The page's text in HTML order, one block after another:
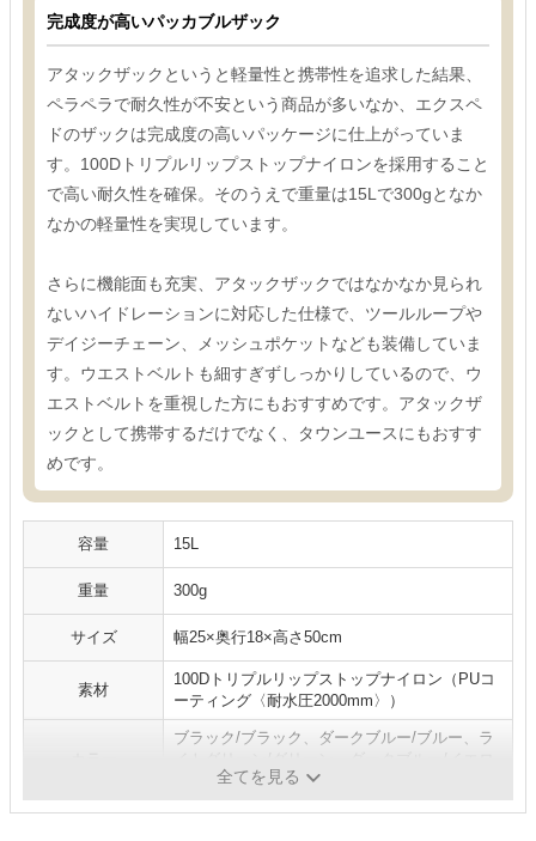
完成度が高いパッカブルザック
アタックザックというと軽量性と携帯性を追求した結果、
ペラペラで耐久性が不安という商品が多いなか、エクスペ
ドのザックは完成度の高いパッケージに仕上がっていま
す。100Dトリプルリップストップナイロンを採用すること
で高い耐久性を確保。そのうえで重量は15Lで300gとなか
なかの軽量性を実現しています。
さらに機能面も充実、アタックザックではなかなか見られ
ないハイドレーションに対応した仕様で、ツールループや
デイジーチェーン、メッシュポケットなども装備していま
す。ウエストベルトも細すぎずしっかりしているので、ウ
エストベルトを重視した方にもおすすめです。アタックザ
ックとして携帯するだけでなく、タウンユースにもおすす
めです。
容量 15L
重量 300g
サイズ 幅25×奥行18×高さ50cm
素材
100Dトリプルリップストップナイロン（PUコ
ーティング〈耐水圧2000mm〉）
ブラック/ブラック、ダークブルー/ブルー、ラ
ー、ブラック/プールブルー、ほか
全てを見る